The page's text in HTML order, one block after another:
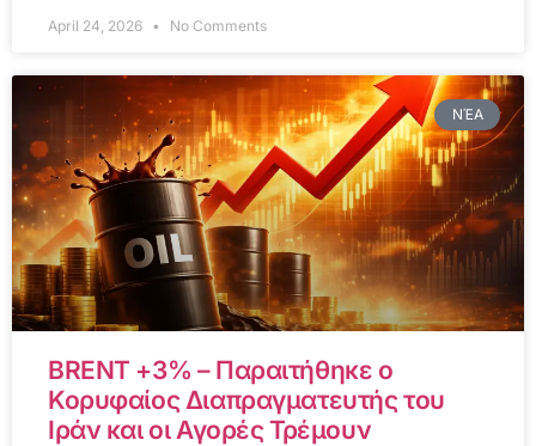
April 24, 2026 No Comments
ΝΈΑ
BRENT +3% – Παραιτήθηκε ο
Κορυφαίος Διαπραγματευτής του
Ιράν και οι Αγορές Τρέμουν